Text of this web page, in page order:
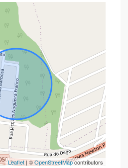
Leaflet| ©OpenStreetMapcontributors